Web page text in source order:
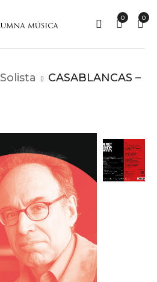
0
0
Solista
CASABLANCAS –